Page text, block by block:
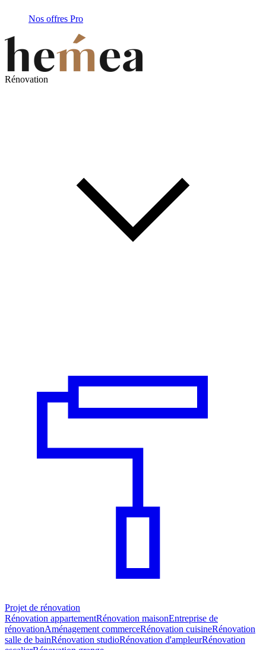
Nos offres Pro
Rénovation
Projet de rénovation
Rénovation appartementRénovation maisonEntreprise de
rénovationAménagement commerceRénovation cuisineRénovation
salle de bainRénovation studioRénovation d'ampleurRénovation